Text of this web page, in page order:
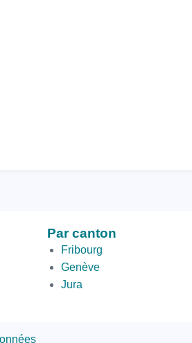
Par canton
Fribourg
Genève
Jura